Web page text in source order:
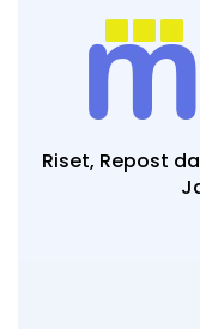
Riset, Repost